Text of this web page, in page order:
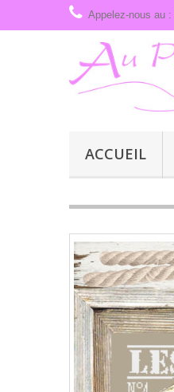
Appelez-nous au :
ACCUEIL